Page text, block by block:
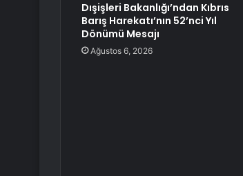
Dışişleri Bakanlığı’ndan Kıbrıs
Barış Harekatı’nın 52’nci Yıl
Dönümü Mesajı
Ağustos 6, 2026